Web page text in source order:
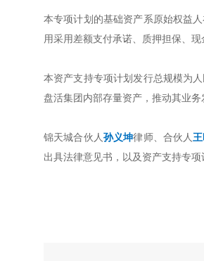
本专项计划的基础资产系原始权益
用采用差额支付承诺、质押担保、
本资产支持专项计划发行总规模为
盘活集团内部存量资产，推动其业务
锦天城合伙人孙义坤律师、合伙人
出具法律意见书，以及资产支持专